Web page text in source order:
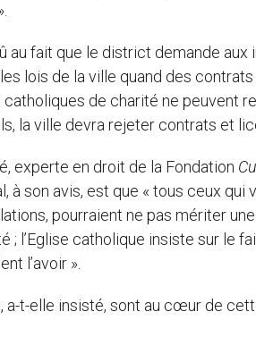
au fait que le district demande
lois de la ville quand des
catholiques de charité ne peuvent
la ville devra rejeter contrats et
experte en droit de la Fondation
à son avis, est que « tous ceux
pourraient ne pas mériter
; l’Eglise catholique insiste sur le
l’avoir ».
a-t-elle insisté, sont au cœur de